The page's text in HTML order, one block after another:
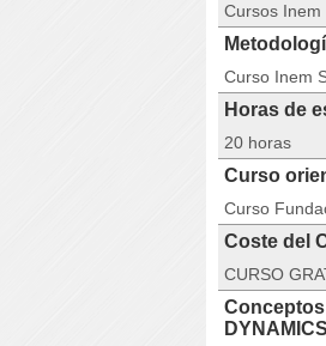
Cursos Inem
Curso Inem
Horas de
20 horas
Curso
Curso
Coste del
CURSO
Conceptos